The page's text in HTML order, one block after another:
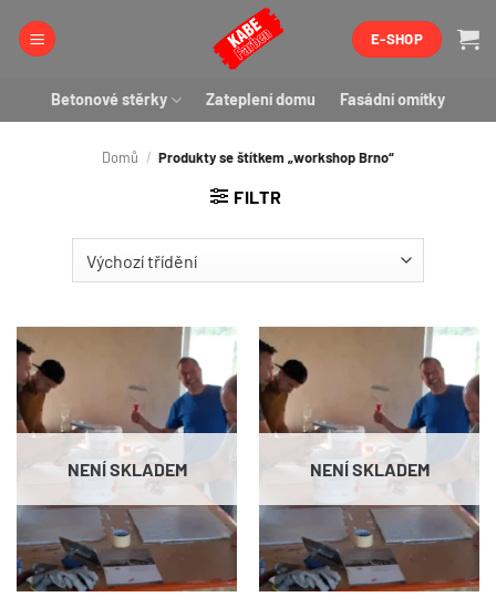
E-SHOP
Betonové stěrky Zateplení domu Fasádní omítky
Domů / Produkty se štítkem „workshop Brno“
FILTR
NENÍ SKLADEM NENÍ SKLADEM